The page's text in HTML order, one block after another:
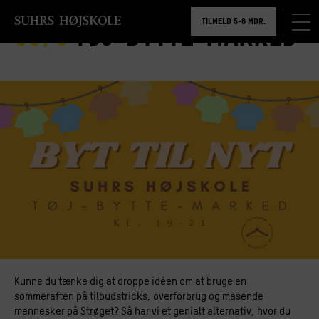
TILMELD 5-6 MDR.
30/5Tøj-bytte-marked
Kunne du tænke dig at droppe idéen om at bruge en
sommeraften på tilbudstricks, overforbrug og masende
mennesker på Strøget? Så har vi et genialt alternativ, hvor du